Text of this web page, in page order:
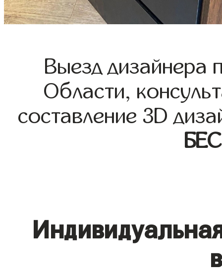
Выезд дизайнера
Области,
составление 3D